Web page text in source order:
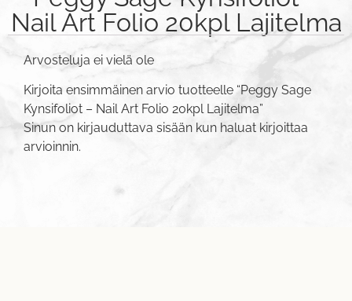
Nail Art Folio 20kpl Lajitelma
Arvosteluja ei vielä ole
Kirjoita ensimmäinen arvio tuotteelle “Peggy Sage
Kynsifoliot – Nail Art Folio 20kpl Lajitelma”
Sinun on kirjauduttava sisään kun haluat kirjoittaa
arvioinnin.